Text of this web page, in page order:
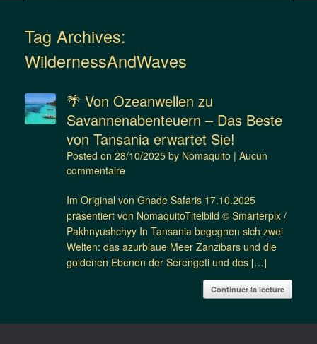
Tag Archives:
WildernessAndWaves
🌴 Von Ozeanwellen zu
Savannenabenteuern – Das Beste
von Tansania erwartet Sie!
Posted on 28/10/2025 by Nomaquito | Aucun
commentaire
Im Original von Gnade Safaris 17.10.2025
präsentiert von NomaquitoTitelbild © Smarterpix /
Pakhnyushchyy In Tansania begegnen sich zwei
Welten: das azurblaue Meer Zanzibars und die
goldenen Ebenen der Serengeti und des […]
Continuer la lecture